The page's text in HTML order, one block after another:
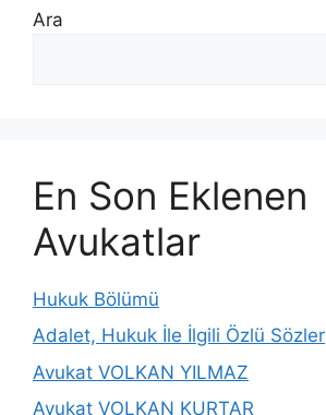
Ara
En Son Eklenen
Avukatlar
Hukuk Bölümü
Adalet, Hukuk İle İlgili Özlü Sözler
Avukat VOLKAN YILMAZ
Avukat VOLKAN KURTAR